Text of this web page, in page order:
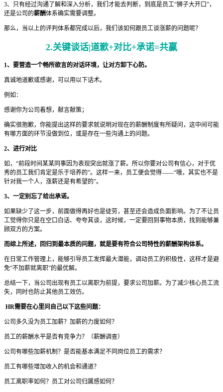
3、只有经过沟通了解和深入分析，我们才能去判断，到底是员工“狮子大开口”，
还是公司的薪酬体系确实需要调整。
那么，当以上的评判体系都完成以后，我们该如何跟员工谈涨薪的问题呢？
2.关键谈话|道歉+对比+承诺=共赢
1、要营造一个畅所欲言的对话环境，让对方卸下心防。
真诚地道歉或感谢，可以用以下话术。
例如：
感谢你为公司着想，献言献策；
确实很抱歉，你能提出这样的要求就说明对现在的薪酬制度有所疑问，这中间可能
有哪方面的环节没做到位，或是存在一些沟通上的问题。
2、进行对比
如，“前段时间某某同事因为表现突出就涨了薪。所以你要对公司有信心，对于优
秀的员工我们肯定是乐于培养的”。这样一来，员工便会觉得——“哦，其实也不是
针对我一个人，涨薪还是有希望的”。
3、一定别忘了给出承诺。
如果缺少了这一步，前面做得再好也是徒劳，甚至还会造成负面影响。为了不让员
工觉得你只是在空口白话、夸夸其谈，这时候，一定要回到事物本质，找到能够兼
顾双方的方案。
而综上所述，回归到最本质的问题，就是要有符合公司特性的薪酬架构体系。
在日常工作管理上，能够引导员工发挥最大潜能，调动员工的积极性，这样才是避
免“不加薪就离职”的最优解。
总结一下，当公司出现有员工以离职为前提，要求公司加薪。为了减少核心员工流
失，同时也防止其他员工效仿。
HR需要在心里问自己以下这些问题：
公司多久没为员工加薪？加薪的力度如何？
员工的薪酬水平是否有竞争力？（薪酬调查）
公司有哪些加薪机制？是否能基本满足不同岗位员工的需求？
员工有哪些增加收入的机会和通道？
员工离职率如何？员工对公司归属感如何？